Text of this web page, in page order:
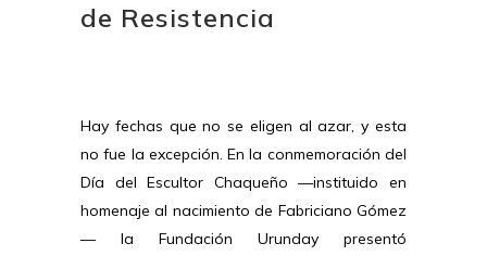
de Resistencia
Hay fechas que no se eligen al azar, y esta
no fue la excepción. En la conmemoración del
Día del Escultor Chaqueño —instituido en
homenaje al nacimiento de Fabriciano Gómez
— la Fundación Urunday presentó